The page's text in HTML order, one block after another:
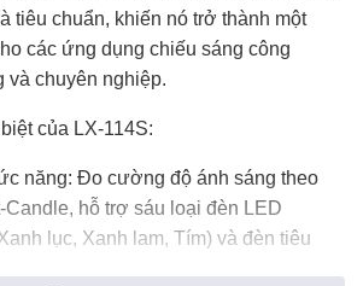
tiêu chuẩn, khiến nó trở thành một
các ứng dụng chiếu sáng công
và chuyên nghiệp.
của LX-114S:
năng: Đo cường độ ánh sáng theo
hỗ trợ sáu loại đèn LED
lục, Xanh lam, Tím) và đèn tiêu